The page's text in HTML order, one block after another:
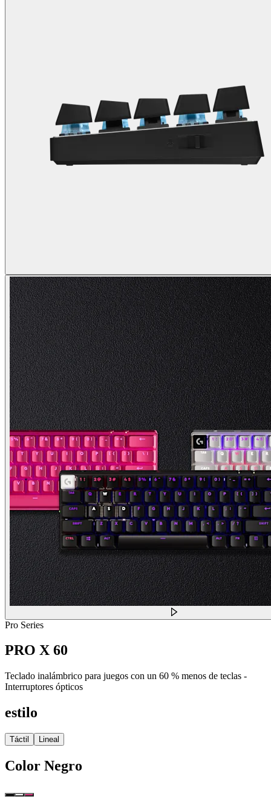
Pro Series
PRO X 60
Teclado inalámbrico para juegos con un 60 % menos de teclas -
Interruptores ópticos
estilo
Táctil Lineal
Color Negro